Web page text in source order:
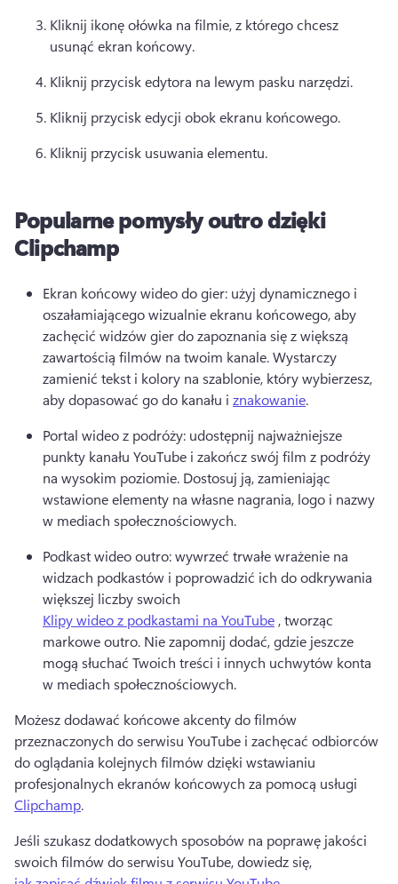
Kliknij ikonę ołówka na filmie, z którego chcesz
usunąć ekran końcowy.
Kliknij przycisk edytora na lewym pasku narzędzi.
Kliknij przycisk edycji obok ekranu końcowego.
Kliknij przycisk usuwania elementu.
Popularne pomysły outro dzięki
Clipchamp
Ekran końcowy wideo do gier: użyj dynamicznego i
oszałamiającego wizualnie ekranu końcowego, aby
zachęcić widzów gier do zapoznania się z większą
zawartością filmów na twoim kanale. Wystarczy
zamienić tekst i kolory na szablonie, który wybierzesz,
aby dopasować go do kanału i znakowanie.
Portal wideo z podróży: udostępnij najważniejsze
punkty kanału YouTube i zakończ swój film z podróży
na wysokim poziomie. Dostosuj ją, zamieniając
wstawione elementy na własne nagrania, logo i nazwy
w mediach społecznościowych.
Podkast wideo outro: wywrzeć trwałe wrażenie na
widzach podkastów i poprowadzić ich do odkrywania
większej liczby swoich
Klipy wideo z podkastami na YouTube , tworząc
markowe outro. Nie zapomnij dodać, gdzie jeszcze
mogą słuchać Twoich treści i innych uchwytów konta
w mediach społecznościowych.
Możesz dodawać końcowe akcenty do filmów
przeznaczonych do serwisu YouTube i zachęcać odbiorców
do oglądania kolejnych filmów dzięki wstawianiu
profesjonalnych ekranów końcowych za pomocą usługi
Clipchamp.
Jeśli szukasz dodatkowych sposobów na poprawę jakości
swoich filmów do serwisu YouTube, dowiedz się,